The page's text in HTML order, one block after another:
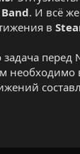
. И всё
в